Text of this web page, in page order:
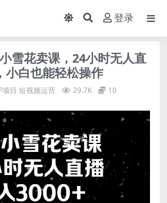
登录
雪花卖课，24小时无人直
小白也能轻松操作
项目 短视频运营 29.7K 10